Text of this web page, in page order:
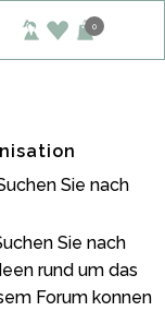
0
Sie nach
Sie nach
rund um das
Forum konnen